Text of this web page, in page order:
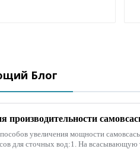
Блог
увеличения мощности
для сточных вод:1. На всасывающую